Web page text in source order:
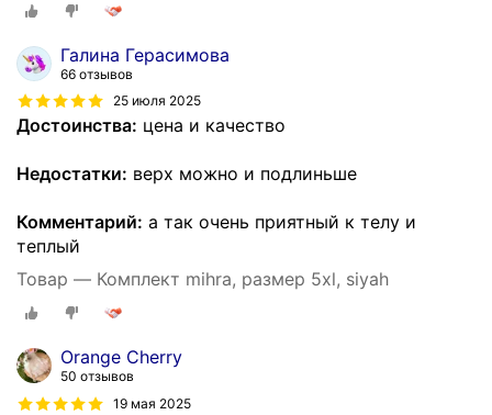
Галина Герасимова
66 отзывов
25 июля 2025
Достоинства: цена и качество
Недостатки: верх можно и подлиньше
Комментарий: а так очень приятный к телу и
теплый
Товар — Комплект mihra, размер 5xl, siyah
Orange Cherry
50 отзывов
19 мая 2025